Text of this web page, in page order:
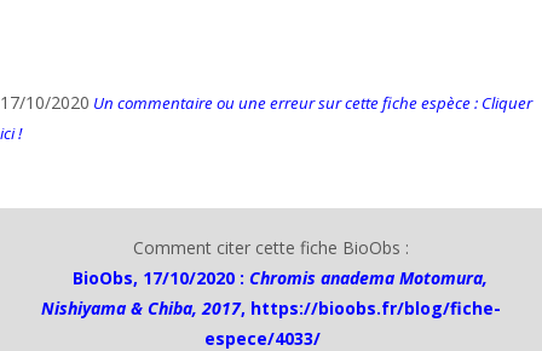
17/10/2020 Un commentaire ou une erreur sur cette fiche espèce : Cliquer
ici !
Comment citer cette fiche BioObs :
BioObs, 17/10/2020 : Chromis anadema Motomura,
Nishiyama & Chiba, 2017, https://bioobs.fr/blog/fiche-
espece/4033/